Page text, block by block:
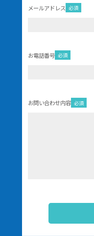
必須
メールアドレス
必須
お電話番号
必須
お問い合わせ内容